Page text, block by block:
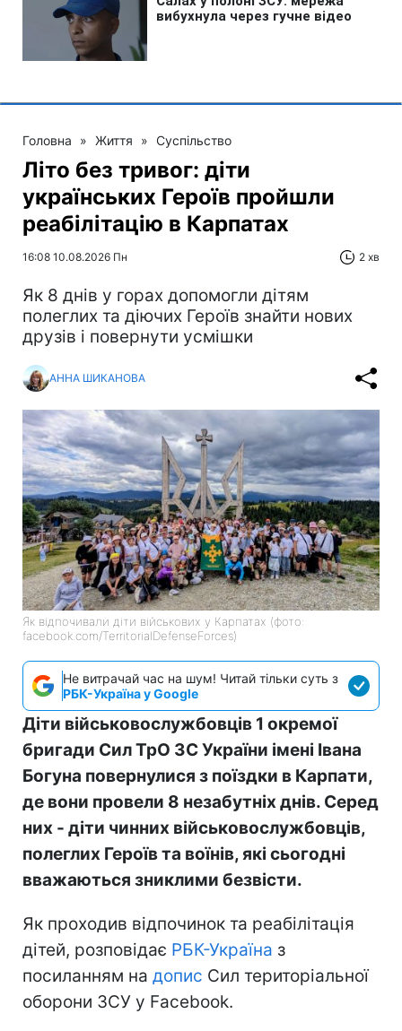
Головна » Життя » Суспільство
Літо без тривог: діти
українських Героїв пройшли
реабілітацію в Карпатах
16:08 10.08.2026 Пн 2 хв
Як 8 днів у горах допомогли дітям
полеглих та діючих Героїв знайти нових
друзів і повернути усмішки
АННА ШИКАНОВА
Як відпочивали діти військових у Карпатах (фото:
facebook.com/TerritorialDefenseForces)
Не витрачай час на шум! Читай тільки суть з
РБК-Україна у Google
Діти військовослужбовців 1 окремої
бригади Сил ТрО ЗС України імені Івана
Богуна повернулися з поїздки в Карпати,
де вони провели 8 незабутніх днів. Серед
них - діти чинних військовослужбовців,
полеглих Героїв та воїнів, які сьогодні
вважаються зниклими безвісти.
Як проходив відпочинок та реабілітація
дітей, розповідає РБК-Україна з
посиланням на допис Сил територіальної
оборони ЗСУ у Facebook.